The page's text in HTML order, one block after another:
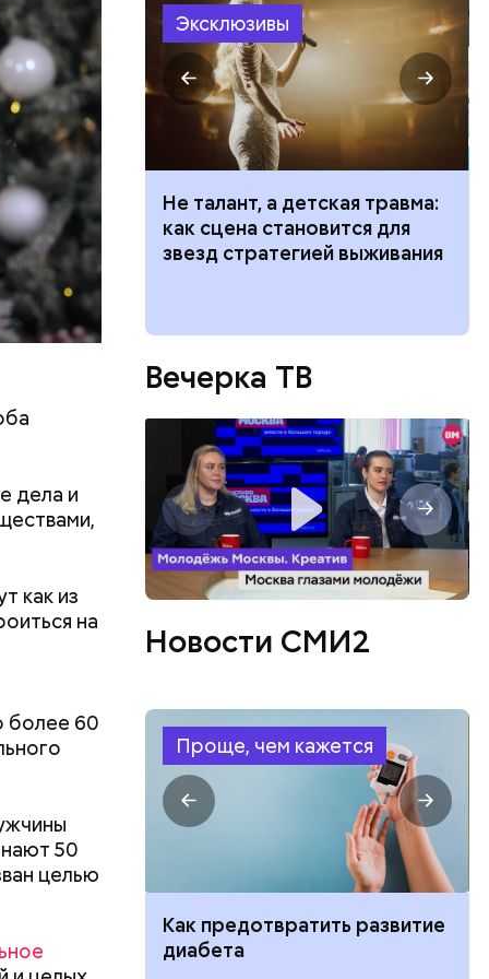
дела и
как из
на
более 60
50
целью
или
Эксклюзивы
история
храма
Не талант, а детская травма:
как сцена становится для
звезд стратегией выживания
Вечерка ТВ
Новости СМИ2
Проще, чем кажется
где
Как предотвратить развитие
диабета